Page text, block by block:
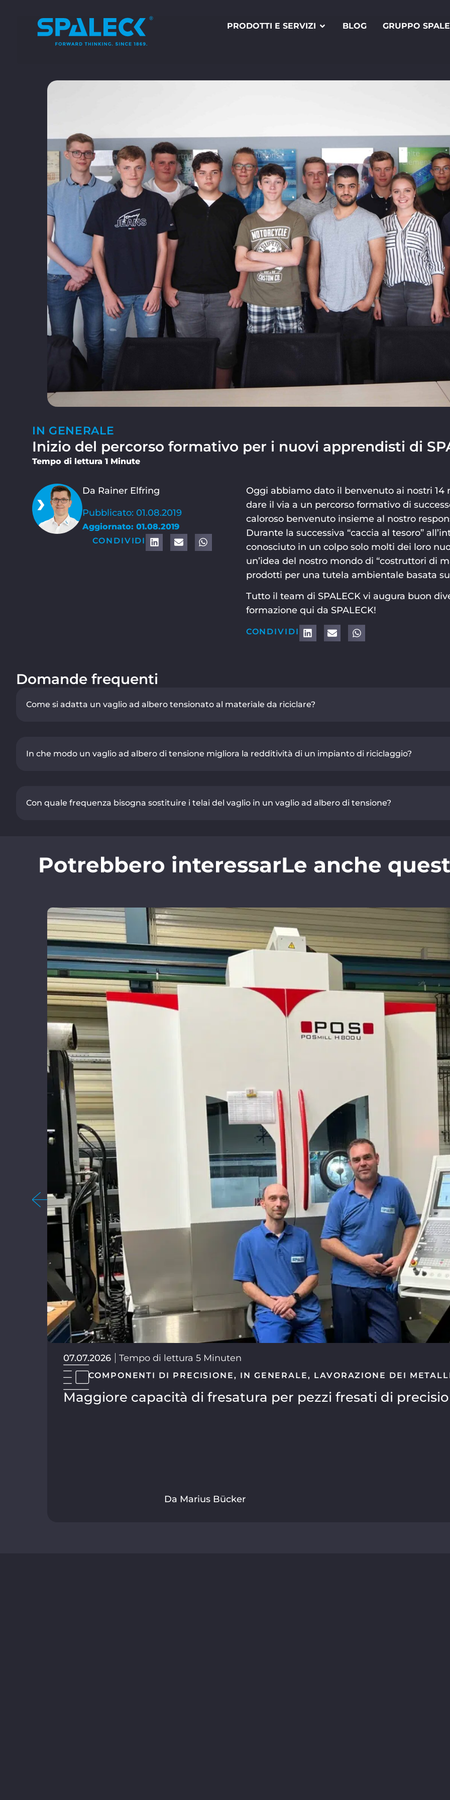
PRODOTTI E SERVIZI BLOG GRUPPO
IN GENERALE
Inizio del percorso formativo per i nuovi apprendisti di
Tempo di lettura 1 Minute
Da Rainer Elfring
Pubblicato: 01.08.2019
Aggiornato: 01.08.2019
CONDIVIDI
Oggi abbiamo dato il benvenuto ai nostri 14
dare il via a un percorso formativo di
caloroso benvenuto insieme al nostro
Durante la successiva “caccia al tesoro”
conosciuto in un colpo solo molti dei loro
un’idea del nostro mondo di “costruttori di
prodotti per una tutela ambientale basata
Tutto il team di SPALECK vi augura buon
formazione qui da SPALECK!
CONDIVIDI
Domande frequenti
Come si adatta un vaglio ad albero tensionato al materiale da riciclare?
In che modo un vaglio ad albero di tensione migliora la redditività di un impianto di riciclaggio?
Con quale frequenza bisogna sostituire i telai del vaglio in un vaglio ad albero di tensione?
Potrebbero interessarLe anche
07.07.2026 Tempo di lettura 5 Minuten
COMPONENTI DI PRECISIONE, IN GENERALE, LAVORAZIONE DEI
Maggiore capacità di fresatura per pezzi fresati di
Da Marius Bücker